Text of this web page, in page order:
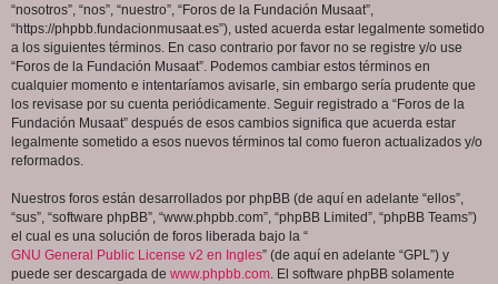
“nosotros”, “nos”, “nuestro”, “Foros de la Fundación Musaat”,
“https://phpbb.fundacionmusaat.es”), usted acuerda estar legalmente sometido
a los siguientes términos. En caso contrario por favor no se registre y/o use
“Foros de la Fundación Musaat”. Podemos cambiar estos términos en
cualquier momento e intentaríamos avisarle, sin embargo sería prudente que
los revisase por su cuenta periódicamente. Seguir registrado a “Foros de la
Fundación Musaat” después de esos cambios significa que acuerda estar
legalmente sometido a esos nuevos términos tal como fueron actualizados y/o
reformados.
Nuestros foros están desarrollados por phpBB (de aquí en adelante “ellos”,
“sus”, “software phpBB”, “www.phpbb.com”, “phpBB Limited”, “phpBB Teams”)
el cual es una solución de foros liberada bajo la “
GNU General Public License v2 en Ingles” (de aquí en adelante “GPL”) y
puede ser descargada de www.phpbb.com. El software phpBB solamente